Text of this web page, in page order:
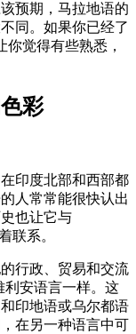
预期，马拉地语的
同。如果你已经了
觉得有些熟悉，
彩
印度北部和西部都
人常常能很快认出
也让它与
联系。
行政、贸易和交流
利安语言一样。这
印地语或乌尔都语
在另一种语言中可